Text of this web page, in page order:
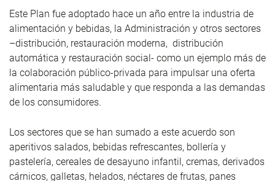
Este Plan fue adoptado hace un año entre la industria de
alimentación y bebidas, la Administración y otros sectores
–distribución, restauración moderna, distribución
automática y restauración social- como un ejemplo más de
la colaboración público-privada para impulsar una oferta
alimentaria más saludable y que responda a las demandas
de los consumidores.
Los sectores que se han sumado a este acuerdo son
aperitivos salados, bebidas refrescantes, bollería y
pastelería, cereales de desayuno infantil, cremas, derivados
cárnicos, galletas, helados, néctares de frutas, panes